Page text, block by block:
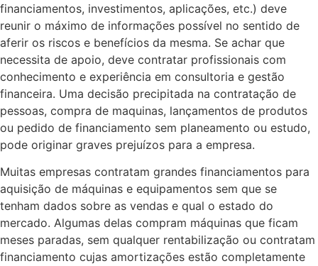
financiamentos, investimentos, aplicações, etc.) deve
reunir o máximo de informações possível no sentido de
aferir os riscos e benefícios da mesma. Se achar que
necessita de apoio, deve contratar profissionais com
conhecimento e experiência em consultoria e gestão
financeira. Uma decisão precipitada na contratação de
pessoas, compra de maquinas, lançamentos de produtos
ou pedido de financiamento sem planeamento ou estudo,
pode originar graves prejuízos para a empresa.
Muitas empresas contratam grandes financiamentos para
aquisição de máquinas e equipamentos sem que se
tenham dados sobre as vendas e qual o estado do
mercado. Algumas delas compram máquinas que ficam
meses paradas, sem qualquer rentabilização ou contratam
financiamento cujas amortizações estão completamente